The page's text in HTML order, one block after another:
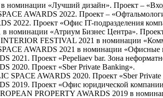
номинации «Лучший дизайн». Проект –
AWARDS 2022. Проект –
2022. Проект «Офис IT-подразделения
в номинации «Атриум Бизнес Центра».
FESTIVAL 2021 в номинации
AWARDS 2021 в номинации «Офисные
2021. Проект «Pepeliaev bar. Зона
2020. Проект «Sber Private Banking».
SPACE AWARDS 2020. Проект «Sber Private
2019. Проект «Офис юридической компании
PROPERTY AWARDS 2019 в